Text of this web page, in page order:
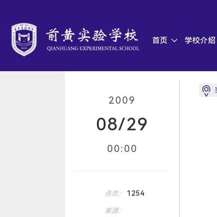
首页 学校介绍
2009
08/29
00:00
点击： 1254
来源：